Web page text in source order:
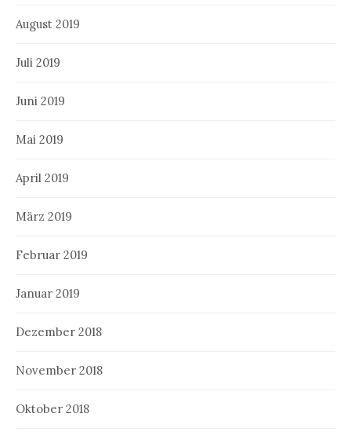
August 2019
Juli 2019
Juni 2019
Mai 2019
April 2019
März 2019
Februar 2019
Januar 2019
Dezember 2018
November 2018
Oktober 2018